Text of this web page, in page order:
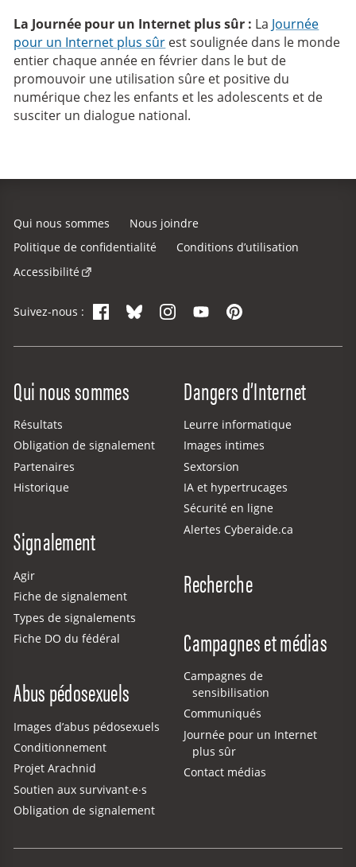
La Journée pour un Internet plus sûr : La Journée
pour un Internet plus sûr est soulignée dans le monde
entier chaque année en février dans le but de
promouvoir une utilisation sûre et positive du
numérique chez les enfants et les adolescents et de
susciter un dialogue national.
Qui nous sommes
Nous joindre
Politique de confidentialité
Conditions d’utilisation
Accessibilité
Suivez-nous : FacebookBlueskyInstagram
YouTubePinterest
Qui nous sommes
Résultats
Obligation de signalement
Partenaires
Historique
Signalement
Agir
Fiche de signalement
Types de signalements
Fiche DO du fédéral
Abus pédosexuels
Images d’abus pédosexuels
Conditionnement
Projet Arachnid
Soutien aux survivant·e·s
Obligation de signalement
Dangers d’Internet
Leurre informatique
Images intimes
Sextorsion
IA et hypertrucages
Sécurité en ligne
Alertes Cyberaide.ca
Recherche
Campagnes et médias
Campagnes de
sensibilisation
Communiqués
Journée pour un Internet
plus sûr
Contact médias